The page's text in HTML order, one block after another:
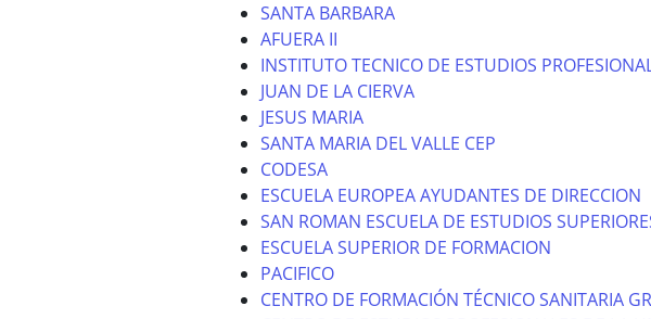
SANTA BARBARA
AFUERA II
INSTITUTO TECNICO DE ESTUDIOS
JUAN DE LA CIERVA
JESUS MARIA
SANTA MARIA DEL VALLE CEP
CODESA
ESCUELA EUROPEA AYUDANTES DE DIRECCION
SAN ROMAN ESCUELA DE ESTUDIOS
ESCUELA SUPERIOR DE FORMACION
PACIFICO
CENTRO DE FORMACIÓN TÉCNICO SANITARIA